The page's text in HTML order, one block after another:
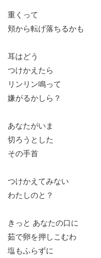
重くって
頬から転げ落ちるかも
耳はどう
つけかえたら
リンリン鳴って
嫌がるかしら？
あなたがいま
切ろうとした
その手首
つけかえてみない
わたしのと？
きっと あなたの口に
茹で卵を押しこむわ
塩もふらずに